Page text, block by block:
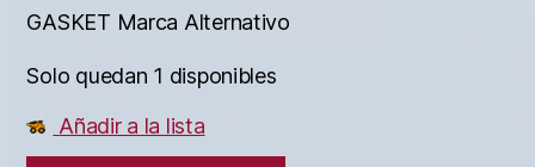
GASKET Marca Alternativo
Solo quedan 1 disponibles
Añadir a la lista